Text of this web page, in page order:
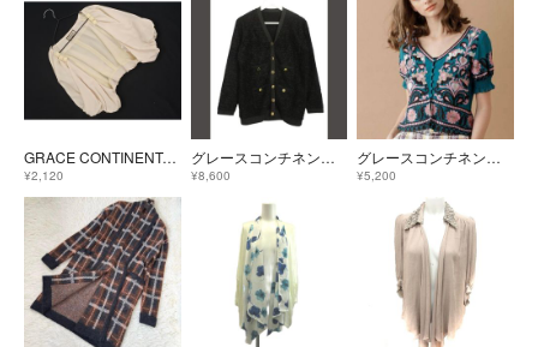
GRACE CONTINENTAL グレースコンチネンタル Diagram ダイアグラム シフォン ボレロ カーディガン size36/アイボリー ■◆ レディース
¥2,120
グレースコンチネンタル ツイードバイカラーニットカーディガン 36 黒 24AW
¥8,600
グレースコンチネンタル✨刺繍半袖トップ羽織カーディガングリーンマルチカラーエスニックショート丈羽織
¥5,200